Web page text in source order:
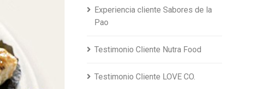
Experiencia cliente Sabores de la
Pao
Testimonio Cliente Nutra Food
Testimonio Cliente LOVE CO.